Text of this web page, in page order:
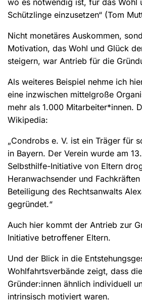
Schützlinge einzusetzen“ (Tom
Nicht monetäres Auskommen,
Motivation, das Wohl und Glück
steigern, war Antrieb für die
Als weiteres Beispiel nehme ich
eine inzwischen mittelgroße
mehr als 1.000 Mitarbeiter*innen.
Wikipedia:
„Condrobs e. V. ist ein Träger für
in Bayern. Der Verein wurde am
Selbsthilfe-Initiative von Eltern
Heranwachsender und
Beteiligung des Rechtsanwalts
gegründet.“
Auch hier kommt der Antrieb zur
Initiative betroffener Eltern.
Und der Blick in die
Wohlfahrtsverbände zeigt, dass
Gründer:innen ähnlich individuell
intrinsisch motiviert waren.